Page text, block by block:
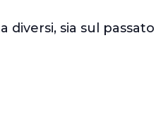
sia sul passato